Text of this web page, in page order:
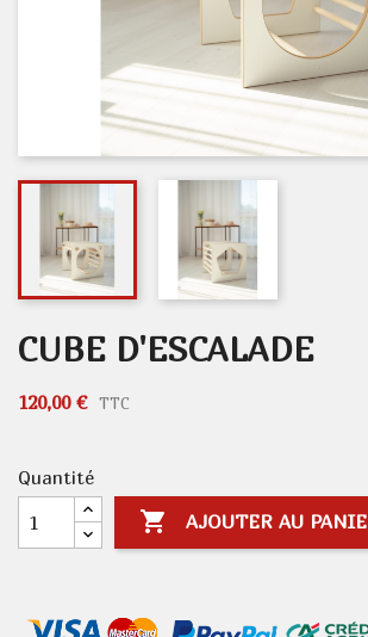
CUBE D'ESCALADE
120,00 € TTC
Quantité
 AJOUTER AU